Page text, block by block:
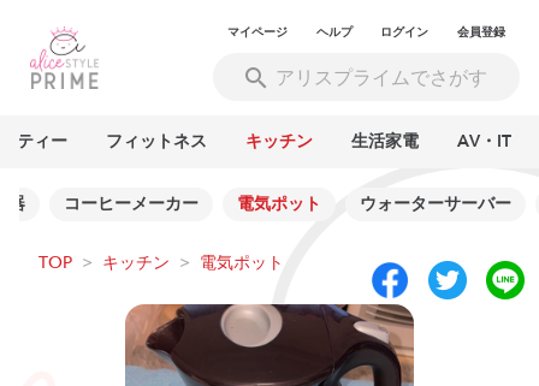
マイページ ヘルプ ログイン 会員登録
ティー フィットネス キッチン 生活家電 AV・IT
器 コーヒーメーカー 電気ポット ウォーターサーバー
TOP > キッチン > 電気ポット